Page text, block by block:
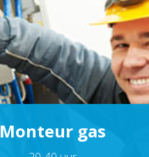
Monteur gas